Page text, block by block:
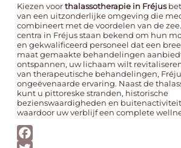
Kiezen voorthalassotherapie in Fréjus
van een uitzonderlijke omgeving die
combineert met de voordelen van de
centra in Fréjus staan bekend om hun
en gekwalificeerd personeel dat een
maat gemaakte behandelingen
ontspannen, uw lichaam wilt
van therapeutische behandelingen,
ongeëvenaarde ervaring. Naast de
kunt u pittoreske stranden, historische
bezienswaardigheden en
waardoor uw verblijf een complete